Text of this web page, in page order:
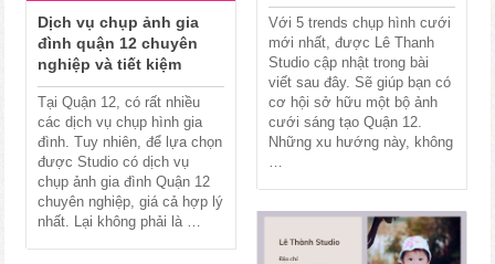
Với 5 trends chụp hình cưới
mới nhất, được Lê Thanh
Studio cập nhật trong bài
viết sau đây. Sẽ giúp bạn có
cơ hội sở hữu một bộ ảnh
cưới sáng tạo Quận 12.
Những xu hướng này, không
…
Dịch vụ chụp ảnh gia
đình quận 12 chuyên
nghiệp và tiết kiệm
Tại Quận 12, có rất nhiều
các dịch vụ chụp hình gia
đình. Tuy nhiên, để lựa chọn
được Studio có dịch vụ
chụp ảnh gia đình Quận 12
chuyên nghiệp, giá cả hợp lý
nhất. Lại không phải là …